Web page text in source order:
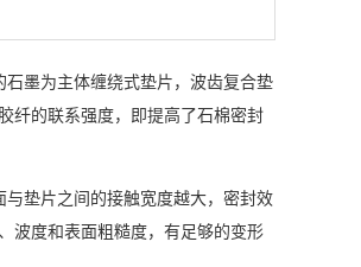
墨为主体缠绕式垫片，波齿复合垫
纤的联系强度，即提高了石棉密封
垫片之间的接触宽度越大，密封效
波度和表面粗糙度，有足够的变形